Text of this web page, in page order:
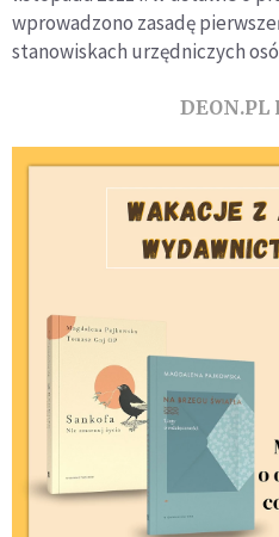
wprowadzono zasadę
stanowiskach urzędniczych
DEON.PL